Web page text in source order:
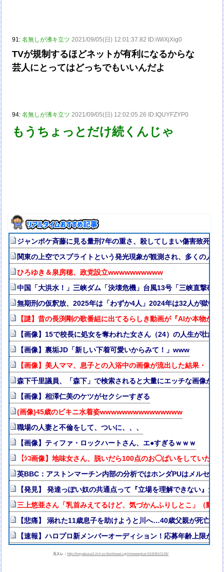
91:名無しが沸キ立ツ 2021/09/05(日) 12:01:37.82 ID:iWiXjXig0
TVが規制するほどネットが有利になるからな
芸人にとってはどっちでもいいんだよ
94:名無しが沸キ立ツ 2021/09/05(日) 12:02:05.26 ID:IQUYFZYP0
もうちょっとだけ続くんじゃ
ジャンポケ斉藤に見る量刑7年の重さ、殺してしまい傷害致死罪
関東の上空でスプライトという発光現象が観測され、多くの人
ひろゆき＆泉房穂、政党設立wwwwwwwwww
中国「大洪水！」三峡ダム「決壊危機」台風13号「三峡直撃確
無期刑の仮釈放、2025年は「わずか4人」2024年は32人が獄中
【謎】昔の長渕剛の歌番組に出てるらしき動画が『AIか本物か
【画像】15で校長に処女を奪われた女さん（24）の人生が壮絶
【画像】裏垢JD「新しい下着可愛いからみて！」www
【画像】美人ママ、息子との入浴中の画像が流出した結果・・・
森下千里議員、「森下」で検索されると大量にエッチな画像が
【画像】相澤仁美のケツがセクシーすぎる
(画像)45歳のビキニ水着姿wwwwwwwwwwwwwww
職場の人妻と不倫をして、ついに、、、
【画像】ティファ・ロックハートさん、エ●すぎるｗｗｗ
【ｼｺ画像】地味女さん、脱いだら100点のお◯ぱいをしていたｗ
英BBC：アストンマーチン内部の分析ではホンダPUはメルセデ
【発見】 発達っぽい奴の共通点って『立場を理解できない』だよ
三上悠亜さん「乳首みえてるけど、気づかんふりしとこ」（動画
【悲痛】 溺れた11歳息子を助けようと川へ…40歳父親が死亡 息
【速報】ハロプロ新メンバーオーディション！応募年齢上限が
元スレ： http://hayabusa3.2ch.sc/test/read.cgi/mnewsplus/1630810128/